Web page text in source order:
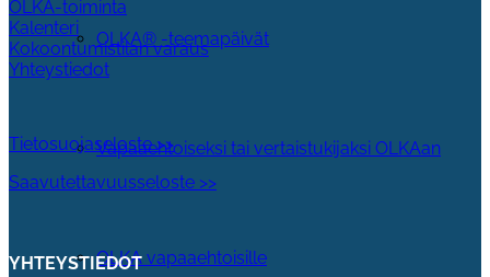
OLKA® -teemapäivät
Vapaaehtoiseksi tai vertaistukijaksi OLKAan
OLKA vapaaehtoisille
OLKA-toiminta
Kalenteri
Kokoontumistilan varaus
Yhteystiedot
Tietosuojaseloste >>
Saavutettavuusseloste >>
YHTEYSTIEDOT